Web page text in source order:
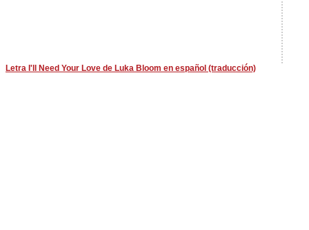
Letra I'll Need Your Love de Luka Bloom en español (traducción)